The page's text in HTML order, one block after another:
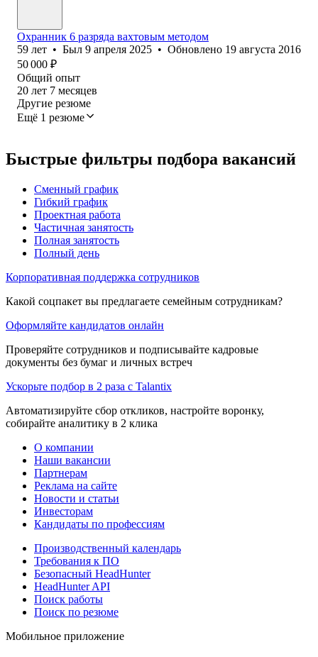
Охранник 6 разряда вахтовым методом
59 лет • Был 9 апреля 2025 • Обновлено 19 августа 2016
50 000 ₽
Общий опыт
20 лет 7 месяцев
Другие резюме
Ещё 1 резюме
Быстрые фильтры подбора вакансий
Сменный график
Гибкий график
Проектная работа
Частичная занятость
Полная занятость
Полный день
Корпоративная поддержка сотрудников
Какой соцпакет вы предлагаете семейным сотрудникам?
Оформляйте кандидатов онлайн
Проверяйте сотрудников и подписывайте кадровые
документы без бумаг и личных встреч
Ускорьте подбор в 2 раза с Talantix
Автоматизируйте сбор откликов, настройте воронку,
собирайте аналитику в 2 клика
О компании
Наши вакансии
Партнерам
Реклама на сайте
Новости и статьи
Инвесторам
Кандидаты по профессиям
Производственный календарь
Требования к ПО
Безопасный HeadHunter
HeadHunter API
Поиск работы
Поиск по резюме
Мобильное приложение